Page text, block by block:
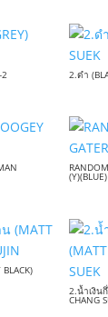
2 2.ดำ
(Y)(BLUE)
2.น้ำเงิน
CHANG